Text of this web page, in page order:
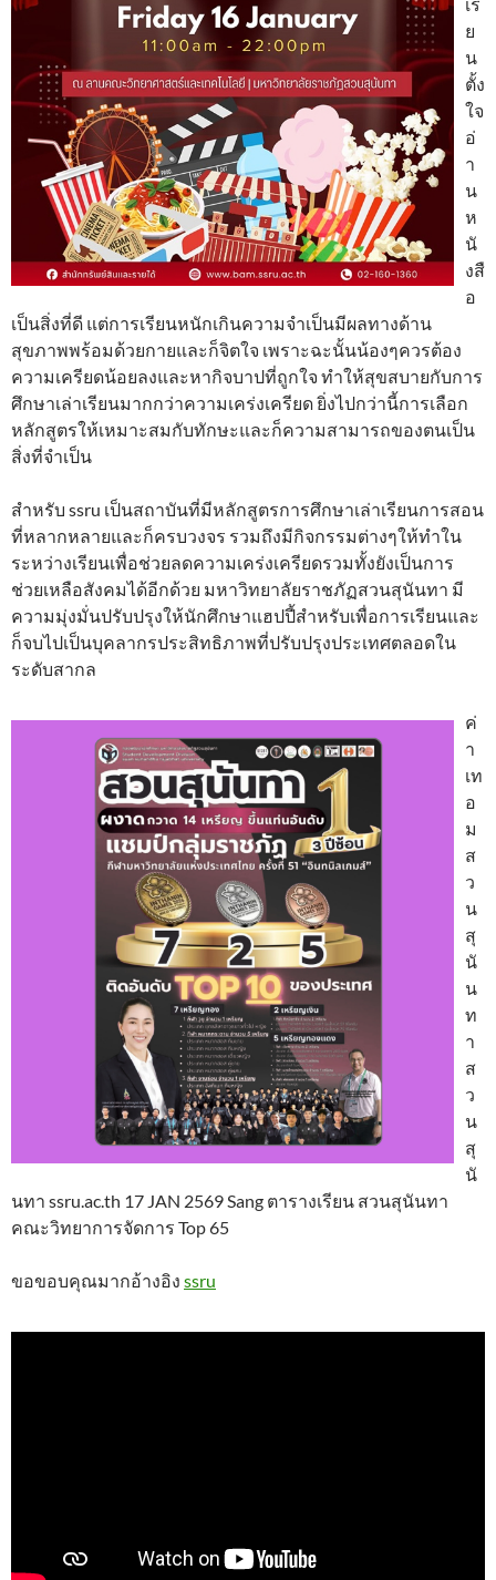
ย
น
ตั้ง
ใจ
อ่
า
น
ห
นั
งสื
อ
เป็นสิ่งที่ดี แต่การเรียนหนักเกินความจำเป็นมีผลทางด้าน
สุขภาพพร้อมด้วยกายและก็จิตใจ เพราะฉะนั้นน้องๆควรต้อง
ความเครียดน้อยลงและหากิจบาปที่ถูกใจ ทำให้สุขสบายกับการ
ศึกษาเล่าเรียนมากกว่าความเคร่งเครียด ยิ่งไปกว่านี้การเลือก
หลักสูตรให้เหมาะสมกับทักษะและก็ความสามารถของตนเป็น
สิ่งที่จำเป็น
สำหรับ ssru เป็นสถาบันที่มีหลักสูตรการศึกษาเล่าเรียนการสอน
ที่หลากหลายและก็ครบวงจร รวมถึงมีกิจกรรมต่างๆให้ทำใน
ระหว่างเรียนเพื่อช่วยลดความเคร่งเครียดรวมทั้งยังเป็นการ
ช่วยเหลือสังคมได้อีกด้วย มหาวิทยาลัยราชภัฏสวนสุนันทา มี
ความมุ่งมั่นปรับปรุงให้นักศึกษาแฮปปี้สำหรับเพื่อการเรียนและ
ก็จบไปเป็นบุคลากรประสิทธิภาพที่ปรับปรุงประเทศตลอดใน
ระดับสากล
ค่
า
เท
อ
ม
ส
ว
น
สุ
นั
น
ท
า
ส
ว
น
สุ
นั
นทา ssru.ac.th 17 JAN 2569 Sang ตารางเรียน สวนสุนันทา
คณะวิทยาการจัดการ Top 65
ขอขอบคุณมากอ้างอิง ssru